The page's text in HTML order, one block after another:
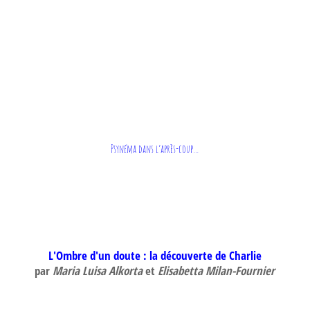
Psynéma dans l’après-coup…
L'Ombre d'un doute : la découverte de Charlie
par Maria Luisa Alkortaet Elisabetta Milan-Fournier